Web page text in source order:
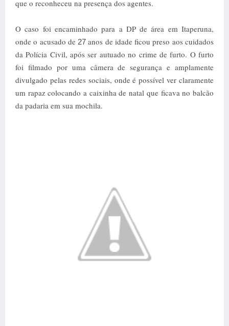
que o reconheceu na presença dos agentes.
O caso foi encaminhado para a DP de área em Itaperuna,
onde o acusado de 27 anos de idade ficou preso aos cuidados
da Polícia Civil, após ser autuado no crime de furto. O furto
foi filmado por uma câmera de segurança e amplamente
divulgado pelas redes sociais, onde é possível ver claramente
um rapaz colocando a caixinha de natal que ficava no balcão
da padaria em sua mochila.